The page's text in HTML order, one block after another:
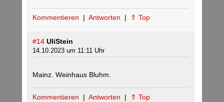
Kommentieren | Antworten | ⇑ Top
#14 UliStein
14.10.2023 um 11:11 Uhr
Mainz. Weinhaus Bluhm.
Kommentieren | Antworten | ⇑ Top